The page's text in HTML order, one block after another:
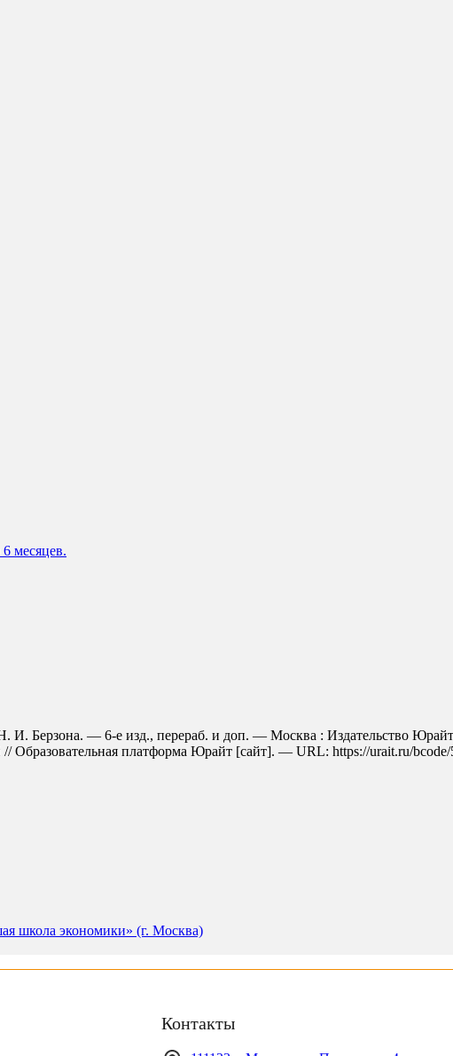
месяцев.
И. Берзона. — 6-е изд., перераб. и доп. — Москва : Издательство
платформа Юрайт [сайт]. — URL: https://urait.ru/bcode/
школа экономики» (г. Москва)
Контакты